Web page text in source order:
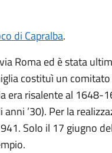
di Capralba.
Roma ed è stata
costituì un
era risalente al
’30). Per la
Solo il 17 giugno